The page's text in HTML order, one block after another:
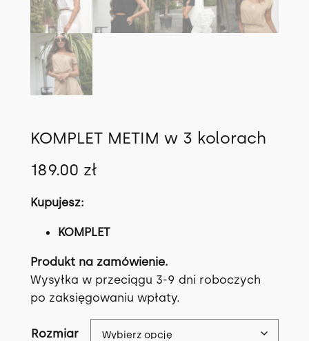
KOMPLET METIM w 3 kolorach
189.00 zł
Kupujesz:
KOMPLET
Produkt na zamówienie.
Wysyłka w przeciągu 3-9 dni roboczych
po zaksięgowaniu wpłaty.
Rozmiar